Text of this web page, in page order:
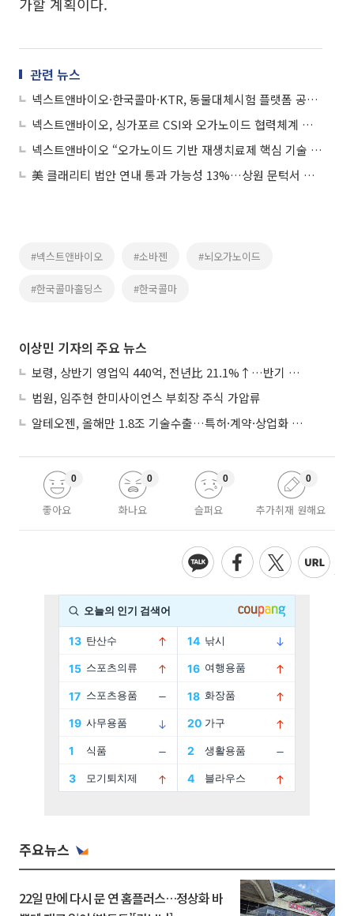
관련 뉴스
넥스트앤바이오·한국콜마·KTR, 동물대체시험 플랫폼 공동 개발
넥스트앤바이오, 싱가포르 CSI와 오가노이드 협력체계 구축 맞손
넥스트앤바이오 “오가노이드 기반 재생치료제 핵심 기술 확보”
美 클래리티 법안 연내 통과 가능성 13%…상원 문턱서 제동
#넥스트앤바이오 #소바젠 #뇌오가노이드
#한국콜마홀딩스 #한국콜마
이상민 기자의 주요 뉴스
보령, 상반기 영업익 440억, 전년比 21.1%↑…반기 역대 최대
법원, 임주현 한미사이언스 부회장 주식 가압류
알테오젠, 올해만 1.8조 기술수출…특허·계약·상업화 ‘삼박자’
좋아요
0
화나요
0
슬퍼요
0
추가취재 원해요
0
주요뉴스
22일 만에 다시 문 연 홈플러스…정상화 바